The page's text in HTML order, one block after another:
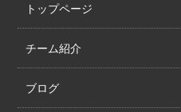
トップページ
チーム紹介
ブログ